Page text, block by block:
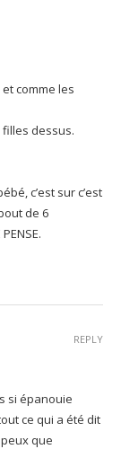
comme les
filles dessus.
c’est sur c’est
de 6
si épanouie
ce qui a été dit
que
REPLY